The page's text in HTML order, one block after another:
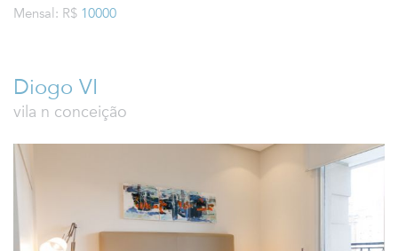
Mensal: R$ 10000
Diogo VI
vila n conceição